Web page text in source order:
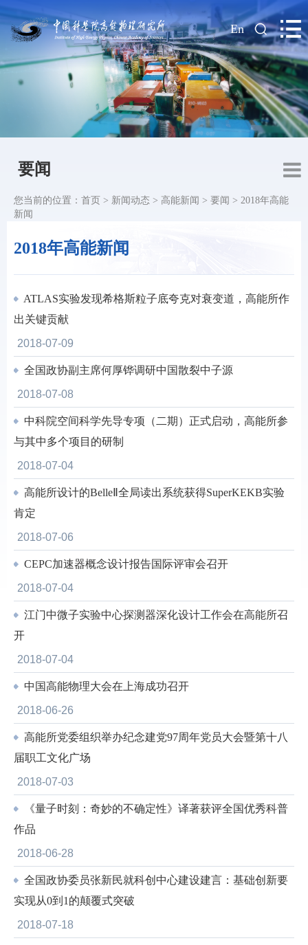
| En
要闻
2018年高能新闻
您当前的位置： 首页 > 新闻动态 > 高能新闻 > 要闻 > 2018年高能
新闻
ATLAS实验发现希格斯粒子底夸克对衰变道，高能所作
出关键贡献
2018-07-09
全国政协副主席何厚铧调研中国散裂中子源
2018-07-08
中科院空间科学先导专项（二期）正式启动，高能所参
与其中多个项目的研制
2018-07-04
高能所设计的BelleⅡ全局读出系统获得SuperKEKB实验
肯定
2018-07-06
CEPC加速器概念设计报告国际评审会召开
2018-07-04
江门中微子实验中心探测器深化设计工作会在高能所召
开
2018-07-04
中国高能物理大会在上海成功召开
2018-06-26
高能所党委组织举办纪念建党97周年党员大会暨第十八
届职工文化广场
2018-07-03
《量子时刻：奇妙的不确定性》译著获评全国优秀科普
作品
2018-06-28
全国政协委员张新民就科创中心建设建言：基础创新要
实现从0到1的颠覆式突破
2018-07-18